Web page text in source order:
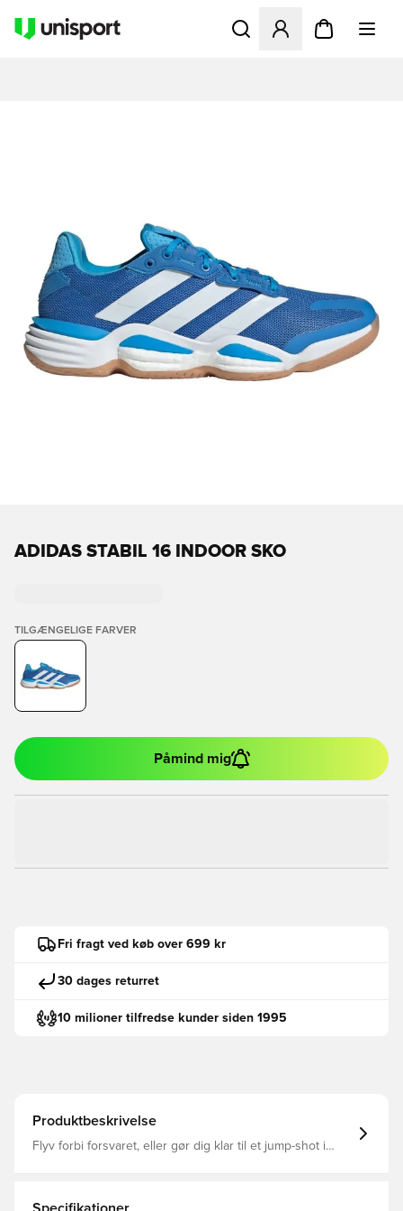
Åbner en Modal til at
ADIDAS STABIL 16 INDOOR SKO
TILGÆNGELIGE FARVER
Påmind mig
Fri fragt ved køb over 699 kr
30 dages returret
10 milioner tilfredse kunder siden 1995
Produktbeskrivelse
Flyv forbi forsvaret, eller gør dig klar til et jump-shot i
fastspændt til knivskarpe retningsskift og finter. En